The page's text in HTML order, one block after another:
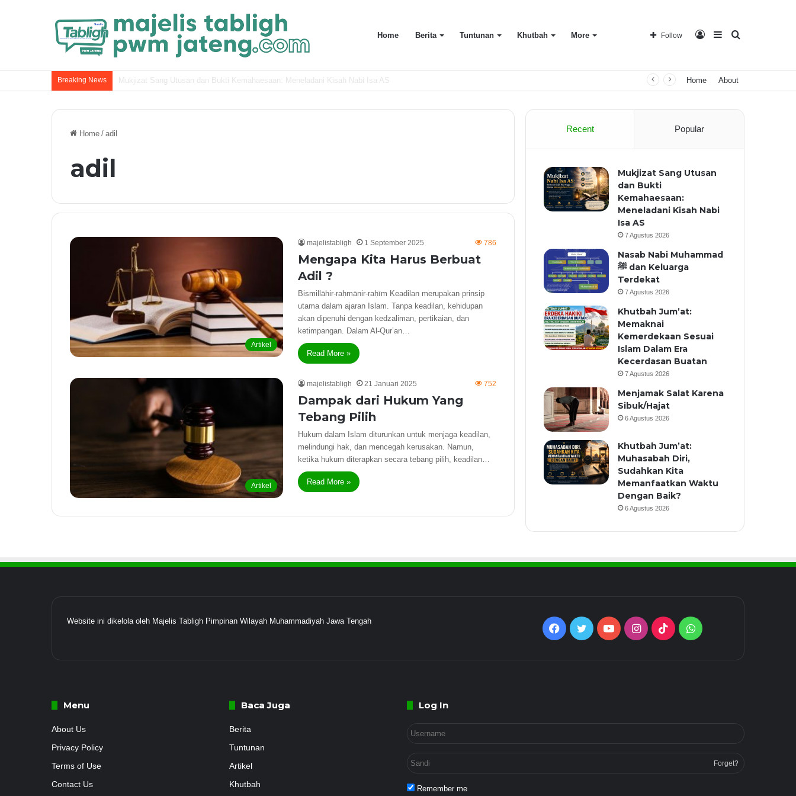
Home Berita Tuntunan Khutbah More Sidebar
Log
Follow
Breaking News Nasab Nabi Muhammad ﷺ dan Keluarga Terdekat Home About
Home / adil
adil
Artikel
majelistabligh 1 September 2025 786
Mengapa Kita Harus Berbuat
Adil ?
Bismillāhir-raḥmānir-raḥīm Keadilan merupakan prinsip
utama dalam ajaran Islam. Tanpa keadilan, kehidupan
akan dipenuhi dengan kedzaliman, pertikaian, dan
ketimpangan. Dalam Al-Qur’an…
Read More »
Artikel
majelistabligh 21 Januari 2025 752
Dampak dari Hukum Yang
Tebang Pilih
Hukum dalam Islam diturunkan untuk menjaga keadilan,
melindungi hak, dan mencegah kerusakan. Namun,
ketika hukum diterapkan secara tebang pilih, keadilan…
Read More »
Recent Popular
Mukjizat Sang Utusan
dan Bukti
Kemahaesaan:
Meneladani Kisah Nabi
Isa AS
7 Agustus 2026
Nasab Nabi Muhammad
ﷺ dan Keluarga
Terdekat
7 Agustus 2026
Khutbah Jum’at:
Memaknai
Kemerdekaan Sesuai
Islam Dalam Era
Kecerdasan Buatan
7 Agustus 2026
Menjamak Salat Karena
Sibuk/Hajat
6 Agustus 2026
Khutbah Jum’at:
Muhasabah Diri,
Sudahkan Kita
Memanfaatkan Waktu
Dengan Baik?
6 Agustus 2026
Website ini dikelola oleh Majelis Tabligh Pimpinan Wilayah Muhammadiyah Jawa Tengah
Facebook
Twitter YouTubeInstagram
TikTokWhatsApp
Menu
About Us
Privacy Policy
Terms of Use
Contact Us
Baca Juga
Berita
Tuntunan
Artikel
Khutbah
Log In
Forget?
Remember me